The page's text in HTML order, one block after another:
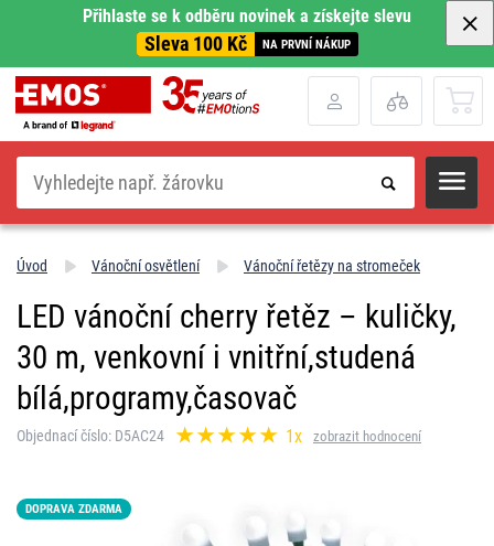
Přihlaste se k odběru novinek a získejte slevu
Sleva 100 Kč NA PRVNÍ NÁKUP
Hledat
Úvod Vánoční osvětlení Vánoční řetězy na stromeček
LED vánoční cherry řetěz – kuličky,
30 m, venkovní i vnitřní,studená
bílá,programy,časovač
Objednací číslo: D5AC24 1x zobrazit hodnocení
DOPRAVA ZDARMA